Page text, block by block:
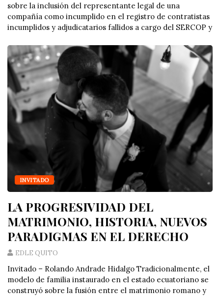
sobre la inclusión del representante legal de una
compañía como incumplido en el registro de contratistas
incumplidos y adjudicatarios fallidos a cargo del SERCOP y
INVITADO
LA PROGRESIVIDAD DEL
MATRIMONIO, HISTORIA, NUEVOS
PARADIGMAS EN EL DERECHO
EDLE QUITO
Invitado – Rolando Andrade Hidalgo Tradicionalmente, el
modelo de familia instaurado en el estado ecuatoriano se
construyó sobre la fusión entre el matrimonio romano y